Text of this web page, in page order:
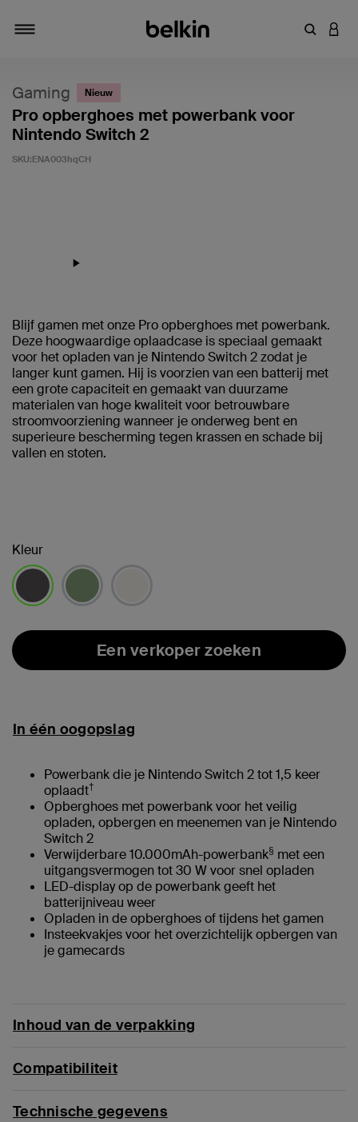
Gaming Nieuw
Pro opberghoes met powerbank voor
Nintendo Switch 2
SKU:ENA003hqCH
Blijf gamen met onze Pro opberghoes met powerbank.
Deze hoogwaardige oplaadcase is speciaal gemaakt
voor het opladen van je Nintendo Switch 2 zodat je
langer kunt gamen. Hij is voorzien van een batterij met
een grote capaciteit en gemaakt van duurzame
materialen van hoge kwaliteit voor betrouwbare
stroomvoorziening wanneer je onderweg bent en
superieure bescherming tegen krassen en schade bij
vallen en stoten.
Kleur
Een verkoper zoeken
In één oogopslag
Powerbank die je Nintendo Switch 2 tot 1,5 keer
oplaadt†
Opberghoes met powerbank voor het veilig
opladen, opbergen en meenemen van je Nintendo
Switch 2
Verwijderbare 10.000mAh-powerbank§ met een
uitgangsvermogen tot 30 W voor snel opladen
LED-display op de powerbank geeft het
batterijniveau weer
Opladen in de opberghoes of tijdens het gamen
Insteekvakjes voor het overzichtelijk opbergen van
je gamecards
Inhoud van de verpakking
Compatibiliteit
Technische gegevens